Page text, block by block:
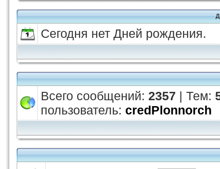
Сегодня нет Дней рождения.
Всего сообщений: 2357 | Тем:
пользователь: credPlonnorch